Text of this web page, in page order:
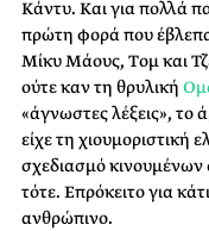
Κάντυ. Και για πολλά
πρώτη φορά που
Μίκυ Μάους, Tομ και
ούτε καν τη θρυλική
«άγνωστες λέξεις»,
είχε τη χιουμοριστική
σχεδιασμό
τότε. Επρόκειτο για
ανθρώπινο.